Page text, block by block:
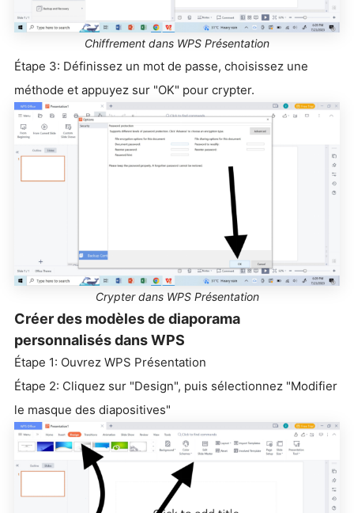
Chiffrement dans WPS Présentation
Étape 3: Définissez un mot de passe, choisissez une
méthode et appuyez sur "OK" pour crypter.
Crypter dans WPS Présentation
Créer des modèles de diaporama
personnalisés dans WPS
Étape 1: Ouvrez WPS Présentation
Étape 2: Cliquez sur "Design", puis sélectionnez "Modifier
le masque des diapositives"